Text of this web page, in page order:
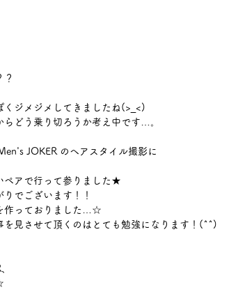
？
くジメジメしてきましたね(>_<)
らどう乗り切ろうか考え中です…。
JOKER のヘアスタイル撮影に
ペアで行って参りました★
でございます！！
作っておりました…☆
を見させて頂くのはとても勉強になります！(^^)